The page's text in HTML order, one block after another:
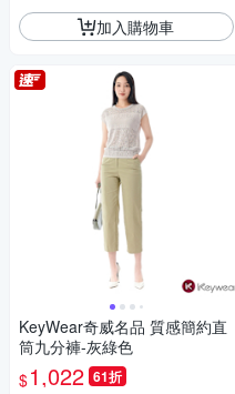
加入購物車
KeyWear奇威名品 質感簡約直
筒九分褲-灰綠色
$1,022 61折